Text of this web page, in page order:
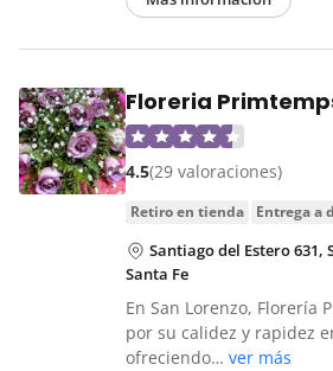
Floreria
4.5(29 valoraciones)
retiro en tienda entrega
Santiago del Estero 631,
Santa Fe
En San Lorenzo, Florería
por su calidez y rapidez
ofreciendo… ver más